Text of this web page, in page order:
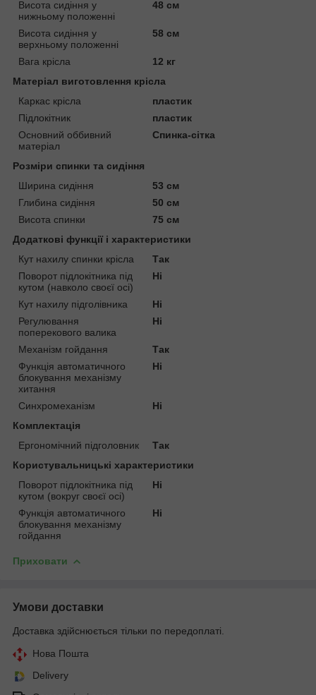
Висота сидіння у
нижньому положенні
48 см
Висота сидіння у
верхньому положенні
58 см
Вага крісла
12 кг
Матеріал виготовлення крісла
Каркас крісла
пластик
Підлокітник
пластик
Основний оббивний
матеріал
Спинка-сітка
Розміри спинки та сидіння
Ширина сидіння
53 см
Глибина сидіння
50 см
Висота спинки
75 см
Додаткові функції і характеристики
Кут нахилу спинки крісла
Так
Поворот підлокітника під
кутом (навколо своєї осі)
Ні
Кут нахилу підголівника
Ні
Регулювання
поперекового валика
Ні
Механізм гойдання
Так
Функція автоматичного
блокування механізму
хитання
Ні
Синхромеханізм
Ні
Комплектація
Ергономічний підголовник
Так
Користувальницькі характеристики
Поворот підлокітника під
кутом (вокруг своєї осі)
Ні
Функція автоматичного
блокування механізму
гойдання
Ні
Приховати
Умови доставки
Доставка здійснюється тільки по передоплаті.
Нова Пошта
Delivery